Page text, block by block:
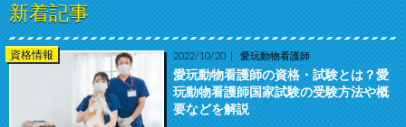
新着記事
資格情報 2022/10/20 愛玩動物看護師
愛玩動物看護師の資格・試験とは？愛
玩動物看護師国家試験の受験方法や概
要などを解説